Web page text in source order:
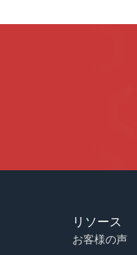
リソース
お客様の声